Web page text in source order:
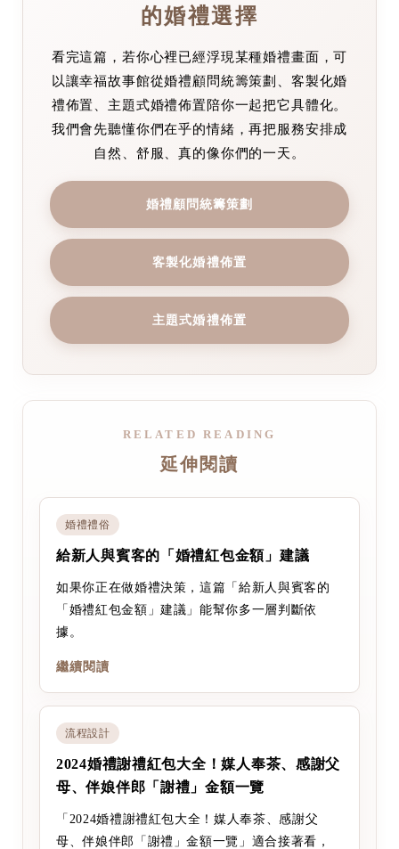
的婚禮選擇
看完這篇，若你心裡已經浮現某種婚禮畫面，可
以讓幸福故事館從婚禮顧問統籌策劃、客製化婚
禮佈置、主題式婚禮佈置陪你一起把它具體化。
我們會先聽懂你們在乎的情緒，再把服務安排成
自然、舒服、真的像你們的一天。
婚禮顧問統籌策劃
客製化婚禮佈置
主題式婚禮佈置
RELATED READING
延伸閱讀
婚禮禮俗
給新人與賓客的「婚禮紅包金額」建議
如果你正在做婚禮決策，這篇「給新人與賓客的
「婚禮紅包金額」建議」能幫你多一層判斷依
據。
繼續閱讀
流程設計
2024婚禮謝禮紅包大全！媒人奉茶、感謝父
母、伴娘伴郎「謝禮」金額一覽
「2024婚禮謝禮紅包大全！媒人奉茶、感謝父
母、伴娘伴郎「謝禮」金額一覽」適合接著看，